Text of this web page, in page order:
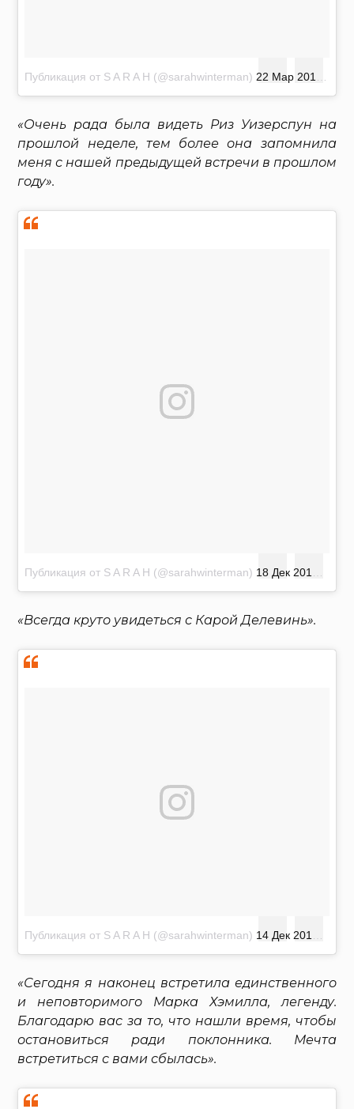
Публикация от S A R A H (@sarahwinterman) 22 Мар 2018 в 11:07 PDT
«Очень рада была видеть Риз Уизерспун на
прошлой неделе, тем более она запомнила
меня с нашей предыдущей встречи в прошлом
году».
Публикация от S A R A H (@sarahwinterman) 18 Дек 2017 в 11:21 PST
«Всегда круто увидеться с Карой Делевинь».
Публикация от S A R A H (@sarahwinterman) 14 Дек 2017 в 10:01 PST
«Сегодня я наконец встретила единственного
и неповторимого Марка Хэмилла, легенду.
Благодарю вас за то, что нашли время, чтобы
остановиться ради поклонника. Мечта
встретиться с вами сбылась».